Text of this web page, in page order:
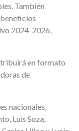
También
2024-2026,
en formato
de
nacionales,
Luis Soza,